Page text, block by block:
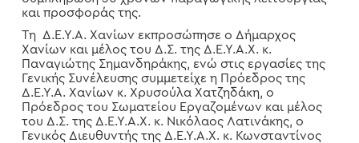
και προσφοράς της.
Τη Δ.Ε.Υ.Α. Χανίων εκπροσώπησε ο Δήμαρχος
Χανίων και μέλος του Δ.Σ. της Δ.Ε.Υ.Α.Χ. κ.
Παναγιώτης Σημανδηράκης, ενώ στις εργασίες της
Γενικής Συνέλευσης συμμετείχε η Πρόεδρος της
Δ.Ε.Υ.Α. Χανίων κ. Χρυσούλα Χατζηδάκη, ο
Πρόεδρος του Σωματείου Εργαζομένων και μέλος
του Δ.Σ. της Δ.Ε.Υ.Α.Χ. κ. Νικόλαος Λατινάκης, ο
Γενικός Διευθυντής της Δ.Ε.Υ.Α.Χ. κ. Κωνσταντίνος